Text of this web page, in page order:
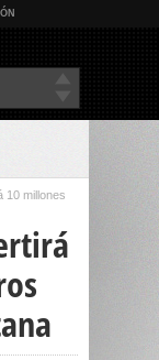
10 millones